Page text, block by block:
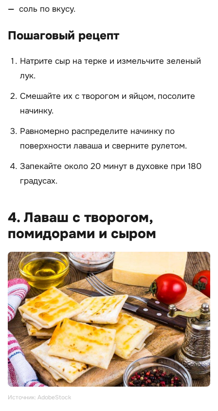
соль по вкусу.
Пошаговый рецепт
Натрите сыр на терке и измельчите зеленый
лук.
Смешайте их с творогом и яйцом, посолите
начинку.
Равномерно распределите начинку по
поверхности лаваша и сверните рулетом.
Запекайте около 20 минут в духовке при 180
градусах.
4. Лаваш с творогом,
помидорами и сыром
Источник: AdobeStock